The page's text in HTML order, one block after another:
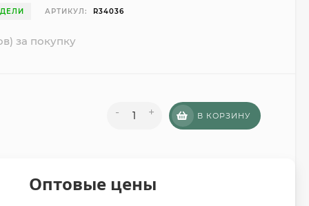
АРТИКУЛ: R34036
за покупку
- + В КОРЗИНУ
Оптовые цены